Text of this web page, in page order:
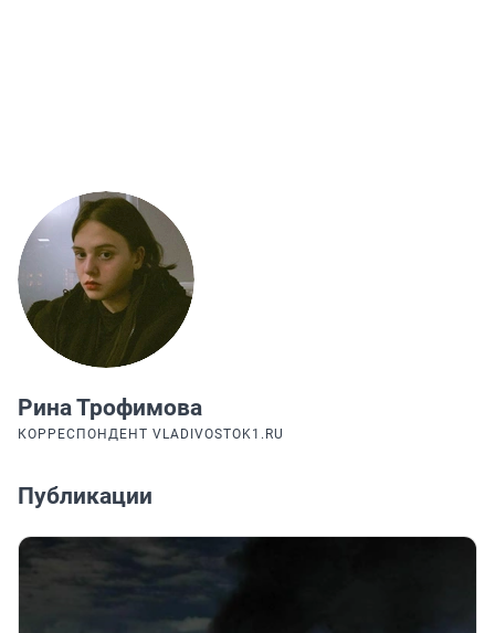
Рина Трофимова
КОРРЕСПОНДЕНТ VLADIVOSTOK1.RU
Публикации